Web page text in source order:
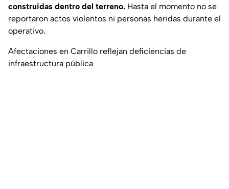
construidas dentro del terreno. Hasta el momento no se
reportaron actos violentos ni personas heridas durante el
operativo.
Afectaciones en Carrillo reflejan deficiencias de
infraestructura pública